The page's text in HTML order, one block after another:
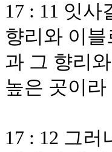
17 : 11 잇
향리와 이
과 그 향리
높은 곳이라
17 : 12 그